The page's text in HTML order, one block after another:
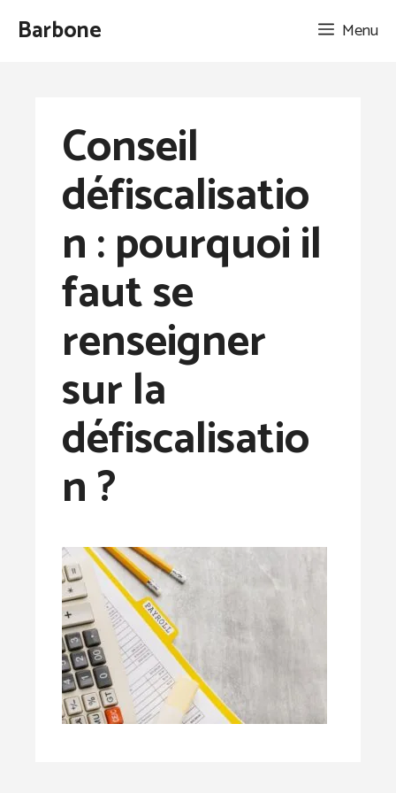
AllerBarbone Menu
Conseil
défiscalisatio
n : pourquoi il
faut se
renseigner
sur la
défiscalisatio
n ?